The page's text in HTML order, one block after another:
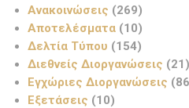
Ανακοινώσεις (269)
Αποτελέσματα (10)
Δελτία Τύπου (154)
Διεθνείς Διοργανώσεις (21)
Εγχώριες Διοργανώσεις
Εξετάσεις (10)